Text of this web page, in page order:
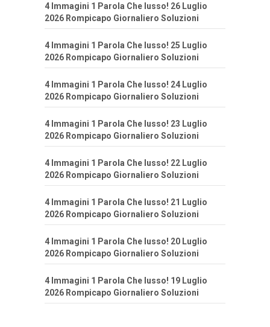
4 Immagini 1 Parola Che lusso! 26 Luglio
2026 Rompicapo Giornaliero Soluzioni
4 Immagini 1 Parola Che lusso! 25 Luglio
2026 Rompicapo Giornaliero Soluzioni
4 Immagini 1 Parola Che lusso! 24 Luglio
2026 Rompicapo Giornaliero Soluzioni
4 Immagini 1 Parola Che lusso! 23 Luglio
2026 Rompicapo Giornaliero Soluzioni
4 Immagini 1 Parola Che lusso! 22 Luglio
2026 Rompicapo Giornaliero Soluzioni
4 Immagini 1 Parola Che lusso! 21 Luglio
2026 Rompicapo Giornaliero Soluzioni
4 Immagini 1 Parola Che lusso! 20 Luglio
2026 Rompicapo Giornaliero Soluzioni
4 Immagini 1 Parola Che lusso! 19 Luglio
2026 Rompicapo Giornaliero Soluzioni